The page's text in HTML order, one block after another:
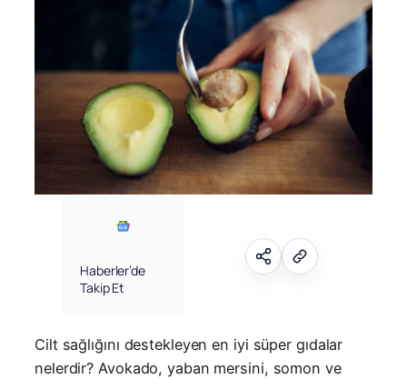
Haberler’de
Takip Et
Cilt sağlığını destekleyen en iyi süper gıdalar
nelerdir? Avokado, yaban mersini, somon ve